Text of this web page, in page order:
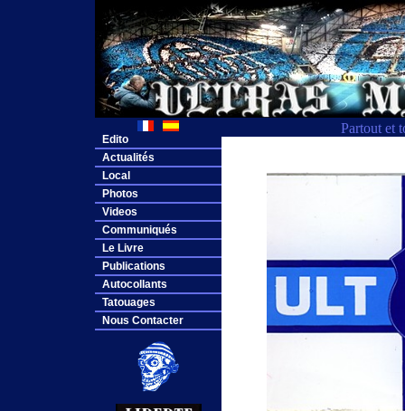
Partout et
Edito
Actualités
Local
Photos
Videos
Communiqués
Le Livre
Publications
Autocollants
Tatouages
Nous Contacter